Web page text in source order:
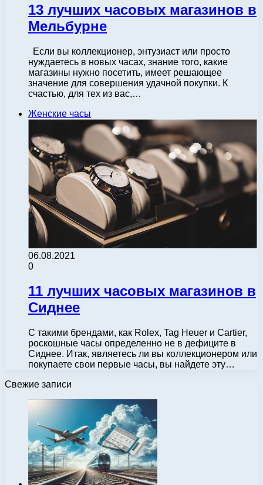
13 лучших часовых магазинов в
Мельбурне
Если вы коллекционер, энтузиаст или просто
нуждаетесь в новых часах, знание того, какие
магазины нужно посетить, имеет решающее
значение для совершения удачной покупки. К
счастью, для тех из вас,…
Женские часы
06.08.2021
0
11 лучших часовых магазинов в
Сиднее
С такими брендами, как Rolex, Tag Heuer и Cartier,
роскошные часы определенно не в дефиците в
Сиднее. Итак, являетесь ли вы коллекционером или
покупаете свои первые часы, вы найдете эту…
Свежие записи